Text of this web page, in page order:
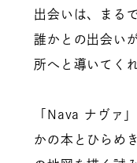
出会いは、まる
誰かとの出会い
所へと導いてく
「Nava ナヴァ
かの本とひらめ